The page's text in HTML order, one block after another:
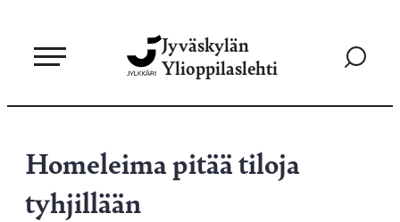
sisältöön
Jyväskylän
Ylioppilaslehti
Siirry
Homeleima pitää tiloja
tyhjillään